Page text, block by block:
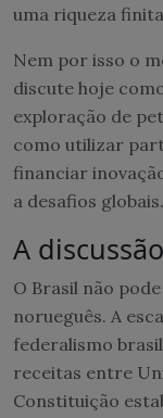
uma riqueza
Nem por isso o
discute hoje
exploração de
como utilizar
financiar
a desafios globais.
A
O Brasil não
norueguês. A
federalismo
receitas entre
Constituição